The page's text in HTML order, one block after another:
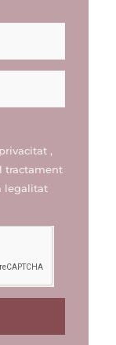
,
tractament
legalitat